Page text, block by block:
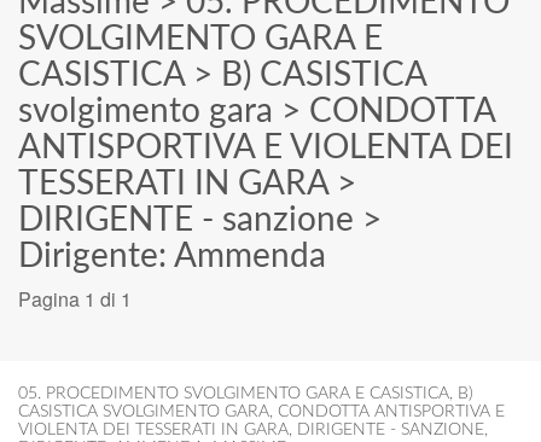
SVOLGIMENTO GARA E
CASISTICA> B) CASISTICA
svolgimento gara > CONDOTTA
ANTISPORTIVA E VIOLENTA DEI
TESSERATI IN GARA>
DIRIGENTE - sanzione >
Dirigente: Ammenda
Pagina 1 di 1
05. PROCEDIMENTO SVOLGIMENTO GARA E CASISTICA, B)
CASISTICA SVOLGIMENTO GARA, CONDOTTA ANTISPORTIVA E
VIOLENTA DEI TESSERATI IN GARA, DIRIGENTE - SANZIONE,